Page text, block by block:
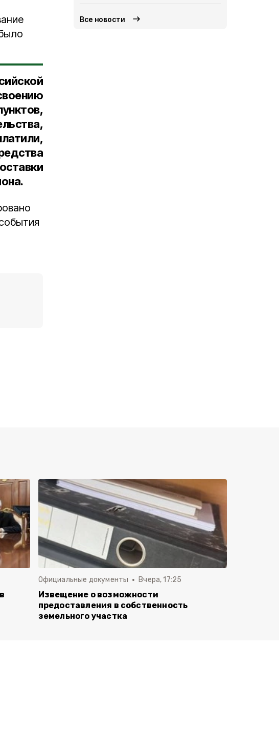
Все новости
Официальные документы Вчера, 17:25
Извещение о возможности
предоставления в собственность
земельного участка